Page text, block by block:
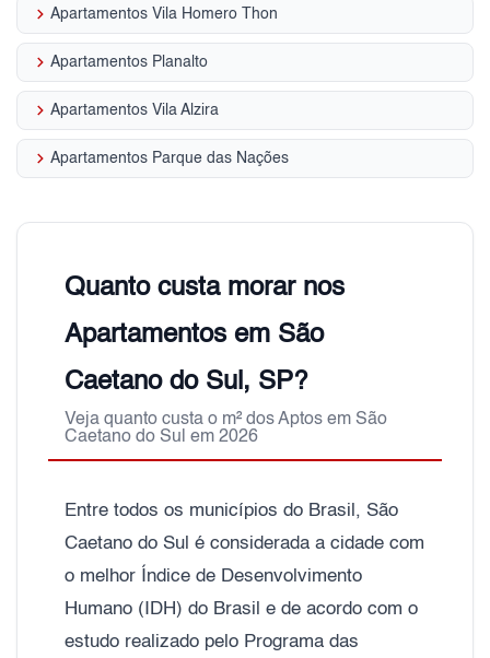
keyboard_arrow_right Apartamentos Vila Homero Thon
keyboard_arrow_right Apartamentos Planalto
keyboard_arrow_right Apartamentos Vila Alzira
keyboard_arrow_right Apartamentos Parque das Nações
Quanto custa morar nos
Apartamentos em São
Caetano do Sul, SP?
Veja quanto custa o m² dos Aptos em São
Caetano do Sul em 2026
Entre todos os municípios do Brasil, São
Caetano do Sul é considerada a cidade com
o melhor Índice de Desenvolvimento
Humano (IDH) do Brasil e de acordo com o
estudo realizado pelo Programa das